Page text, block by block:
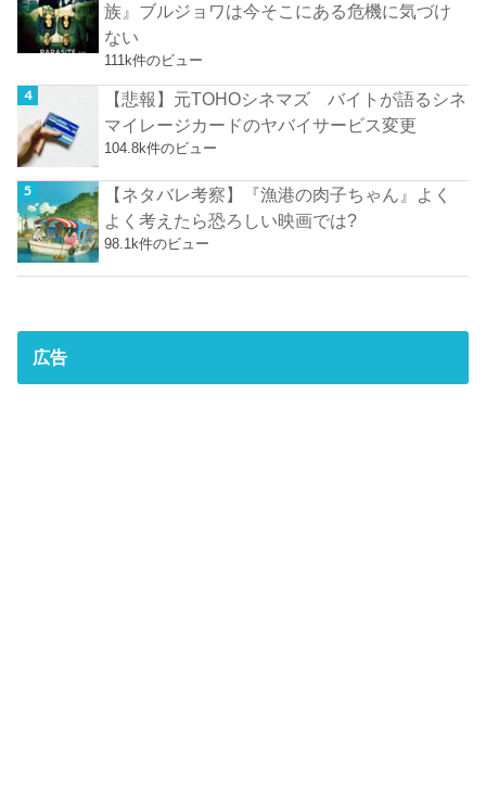
族』ブルジョワは今そこにある危機に気づけ
ない
111k件のビュー
【悲報】元TOHOシネマズ バイトが語るシネ
マイレージカードのヤバイサービス変更
104.8k件のビュー
【ネタバレ考察】『漁港の肉子ちゃん』よく
よく考えたら恐ろしい映画では?
98.1k件のビュー
広告